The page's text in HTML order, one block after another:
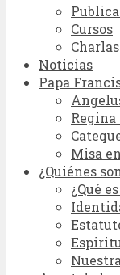
Cursos
Charlas
Noticias
Papa
Regina
Misa
¿Quiénes
¿Qué